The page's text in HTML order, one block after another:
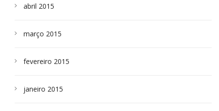
abril 2015
março 2015
fevereiro 2015
janeiro 2015